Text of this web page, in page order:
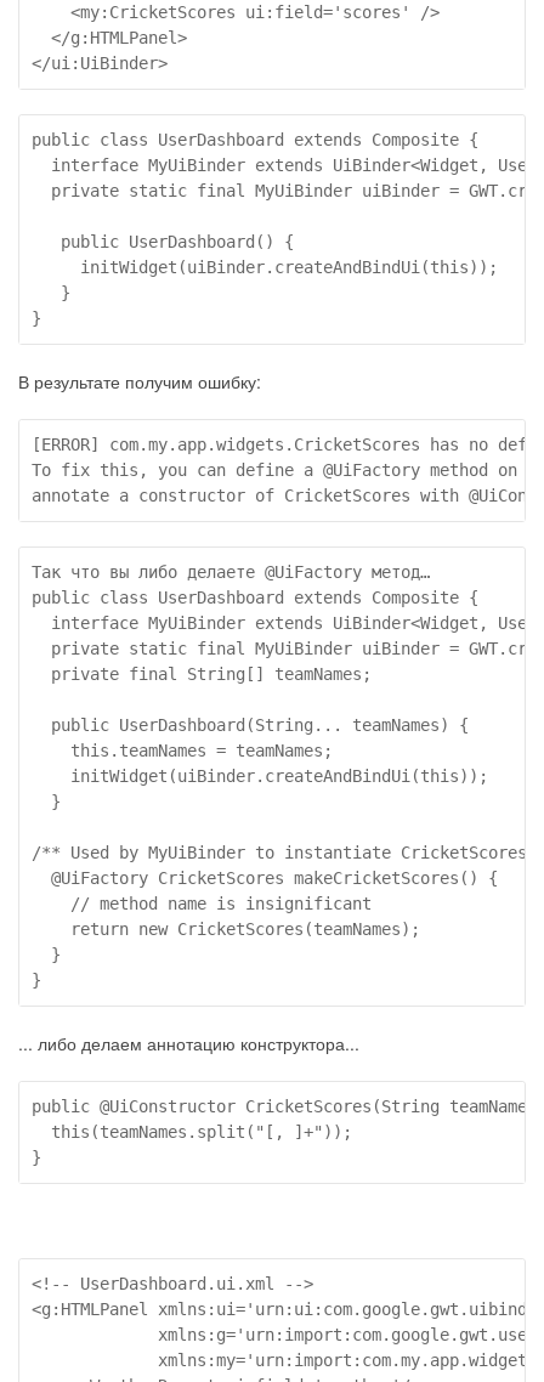
    <my:CricketScores ui:field='scores' />
  </g:HTMLPanel>
</ui:UiBinder>
public class UserDashboard extends Composite {
interface MyUiBinder extends UiBinder<Widget,
private static final MyUiBinder uiBinder =
   public UserDashboard() {
     initWidget(uiBinder.createAndBindUi(this));
   }
}
В результате получим ошибку:
[ERROR] com.my.app.widgets.CricketScores has no
To fix this, you can define a @UiFactory method on
annotate a constructor of CricketScores with
Так что вы либо делаете @UiFactory метод…
public class UserDashboard extends Composite {
interface MyUiBinder extends UiBinder<Widget,
private static final MyUiBinder uiBinder =
  private final String[] teamNames;
  public UserDashboard(String... teamNames) {
    this.teamNames = teamNames;
    initWidget(uiBinder.createAndBindUi(this));
  }
/** Used by MyUiBinder to instantiate CricketScores
  @UiFactory CricketScores makeCricketScores() {
    // method name is insignificant
    return new CricketScores(teamNames);
  }
}
... либо делаем аннотацию конструктора...
public @UiConstructor CricketScores(String
  this(teamNames.split("[, ]+"));
}
<!-- UserDashboard.ui.xml -->
<g:HTMLPanel